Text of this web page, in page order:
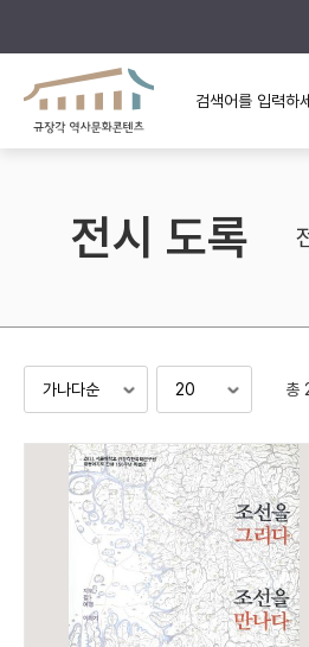
규장각의 어제와 오늘
규장각 소개영상
사
고대
조
검색 연산자 사용
연산자
AND 정
전시 도록
총